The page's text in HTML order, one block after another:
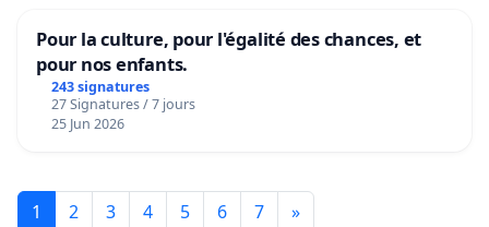
Pour la culture, pour l'égalité des chances, et
pour nos enfants.
243 signatures
27 Signatures / 7 jours
25 Jun 2026
1 2 3 4 5 6 7 »